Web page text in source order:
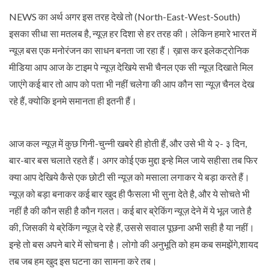
NEWS का अर्थ अगर इस तरह देखे तो (North-East-West-South)
इसका सीधा सा मतलब है, न्यूज़ हर दिशा से हर तरह की। लेकिन हमारे भारत में
न्यूज़ बस एक मनोरंजन का साधन बनता जा रहा हैं। ख़ास कर इलेकट्रोनिक
मीडिया आप आज के टाइम पे न्यूज़ देखिये सभी चैनल एक सी न्यूज़ दिखाते मिल
जाएंगे कई बार तो आप को पता भी नहीं चलेगा की आप कौन सा न्यूज़ चैनल देख
रहे हैं, क्योकि इनमे समानता ही इतनी हैं।
आज कल न्यूज़ में कुछ गिनी-चुन्नी खबरे ही होती हैं, और उसे भी ये २- ३ दिन,
बार-बार बस चलाते रहते हैं। अगर कोई एक मुद्दा इन्हे मिल जाये सहीसा तब फिर
क्या आप देखिये कैसे एक छोटी सी न्यूज़ को मसाला लगाकर ये बड़ा करते हैं।
न्यूज़ को बड़ा बनाकर कई बार खुद ही फैसला भी सुना देते है, और ये सोचते भी
नहीं है की कौन सही है कौन गलत। कई बार ब्रेकिंग न्यूज़ देने में ये भूल जाते है
की, जिसकी ये ब्रेकिंग न्यूज़ दे रहे हैं, उससे सवाल पूछना अभी सही है या नहीं।
इन्हे तो बस अपने बारे में सोचना है। लोगो की अनुभूति को हम कब समझेंगे,शायद
तब जब हम खुद इस घटना का सामना करे तब।